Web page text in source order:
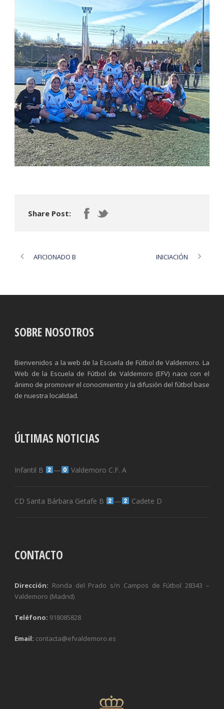
Share Post:
AFICIONADO B INICIACIÓN
SOBRE NOSOTROS
Bienvenidos a la web de la Escuela de Fútbol de Valdemoro. La
Web de la Escuela de Fútbol de Valdemoro (EFV) nace con el
ánimo de promover el conocimiento y la difusión del fútbol base
de nuestra localidad.
ÚLTIMAS NOTICIAS
Infantil B — Valdemoro C.F. A
CD Santa Bárbara Getafe B — Cadete D
CONTACTO
Dirección: Ronda del Prado s/n Campos de Fútbol 28343 –
Valdemoro (Madrid)
Teléfono: 918085828
Email: contacta@efvaldemoro.es